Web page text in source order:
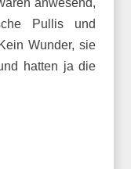
Pullis und
Wunder, sie
hatten ja die